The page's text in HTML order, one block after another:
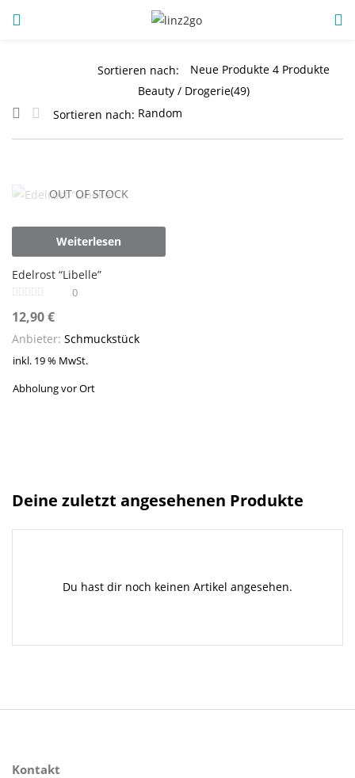
ANMELDUNG
Angemeldet bleiben
Passwort vergessen?
Sortieren nach:
Sortieren nach:
OUT OF STOCK
Weiterlesen
Edelrost “Libelle”
0
12,90€
Anbieter: Schmuckstück
inkl. 19 % MwSt.
Abholung vor Ort
Deine zuletzt angesehenen Produkte
Du hast dir noch keinen Artikel angesehen.
Kontakt